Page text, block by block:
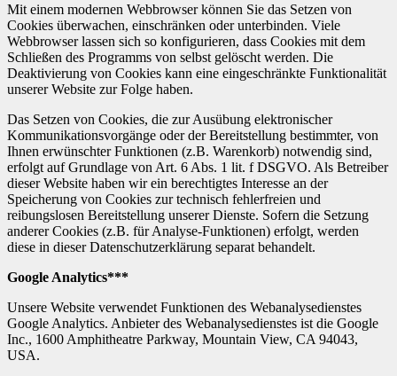
Mit einem modernen Webbrowser können Sie das Setzen von
Cookies überwachen, einschränken oder unterbinden. Viele
Webbrowser lassen sich so konfigurieren, dass Cookies mit dem
Schließen des Programms von selbst gelöscht werden. Die
Deaktivierung von Cookies kann eine eingeschränkte Funktionalität
unserer Website zur Folge haben.
Das Setzen von Cookies, die zur Ausübung elektronischer
Kommunikationsvorgänge oder der Bereitstellung bestimmter, von
Ihnen erwünschter Funktionen (z.B. Warenkorb) notwendig sind,
erfolgt auf Grundlage von Art. 6 Abs. 1 lit. f DSGVO. Als Betreiber
dieser Website haben wir ein berechtigtes Interesse an der
Speicherung von Cookies zur technisch fehlerfreien und
reibungslosen Bereitstellung unserer Dienste. Sofern die Setzung
anderer Cookies (z.B. für Analyse-Funktionen) erfolgt, werden
diese in dieser Datenschutzerklärung separat behandelt.
Google Analytics***
Unsere Website verwendet Funktionen des Webanalysedienstes
Google Analytics. Anbieter des Webanalysedienstes ist die Google
Inc., 1600 Amphitheatre Parkway, Mountain View, CA 94043,
USA.